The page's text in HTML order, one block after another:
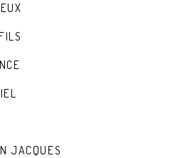
JACQUES